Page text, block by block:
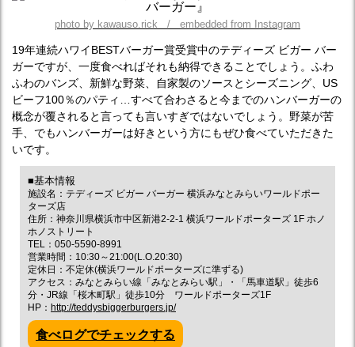
photo by kawauso.rick / embedded from Instagram
19年連続ハワイBESTバーガー賞受賞中のテディーズ ビガー バー
ガーですが、一度食べればそれも納得できることでしょう。ふわ
ふわのバンズ、新鮮な野菜、自家製のソースとシーズニング、US
ビーフ100％のパティ…すべて合わさると今までのハンバーガーの
概念が覆されると言っても言いすぎではないでしょう。野菜が苦
手、でもハンバーガーは好きという方にもぜひ食べていただきた
いです。
■基本情報
施設名：テディーズ ビガー バーガー 横浜みなとみらいワールドポー
ターズ店
住所：神奈川県横浜市中区新港2-2-1 横浜ワールドポーターズ 1F ホノ
ホノストリート
TEL：050-5590-8991
営業時間：10:30～21:00(L.O.20:30)
定休日：不定休(横浜ワールドポーターズに準ずる)
アクセス：みなとみらい線「みなとみらい駅」・「馬車道駅」徒歩6
分・JR線「桜木町駅」徒歩10分 ワールドポーターズ1F
HP： http://teddysbiggerburgers.jp/
食べログでチェックする